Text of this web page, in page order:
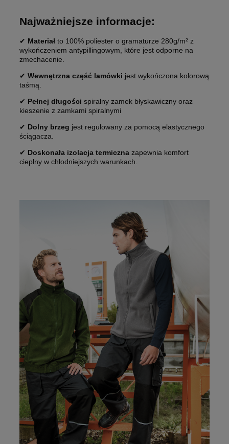
Najważniejsze informacje:
✔ Materiał to 100% poliester o gramaturze 280g/m² z
wykończeniem antypillingowym, które jest odporne na
zmechacenie.
✔ Wewnętrzna część lamówki jest wykończona kolorową
taśmą.
✔ Pełnej długości spiralny zamek błyskawiczny oraz
kieszenie z zamkami spiralnymi
✔ Dolny brzeg jest regulowany za pomocą elastycznego
ściągacza.
✔ Doskonała izolacja termiczna zapewnia komfort
cieplny w chłodniejszych warunkach.